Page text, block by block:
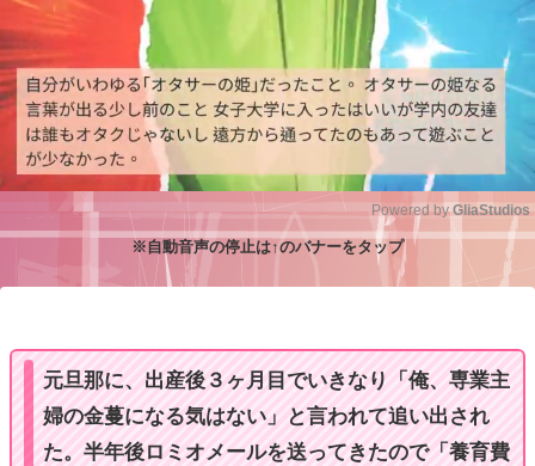
Powered by GliaStudios
※自動音声の停止は↑のバナーをタップ
元旦那に、出産後３ヶ月目でいきなり「俺、専業主
婦の金蔓になる気はない」と言われて追い出され
た。半年後ロミオメールを送ってきたので「養育費